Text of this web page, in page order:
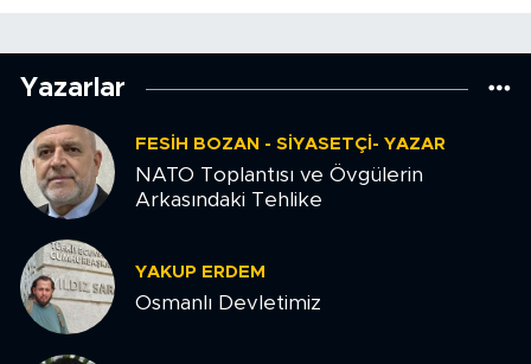
Yazarlar
FESIH BOZAN - SIYASETÇI- YAZAR
NATO Toplantısı ve Övgülerin
Arkasındaki Tehlike
YAKUP ERDEM
Osmanlı Devletimiz